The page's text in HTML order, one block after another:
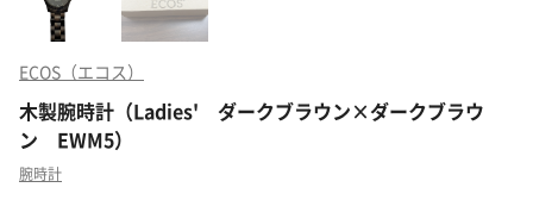
ECOS（エコス）
木製腕時計（Ladies' ダークブラウン×ダークブラウ
ン EWM5）
腕時計